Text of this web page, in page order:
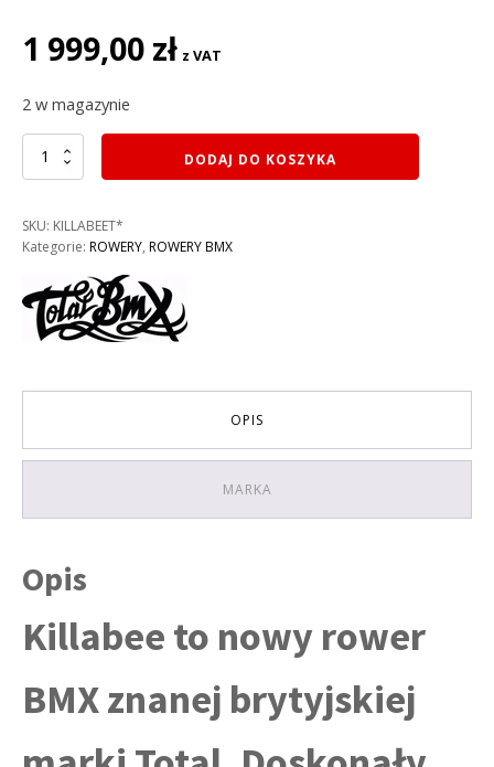
1 999,00 zł z VAT
2 w magazynie
ilość
Rower
Killabee
20"
Teal
DODAJ DO KOSZYKA
SKU: KILLABEET*
Kategorie: ROWERY, ROWERY BMX
OPIS
MARKA
Opis
Killabee to nowy rower
BMX znanej brytyjskiej